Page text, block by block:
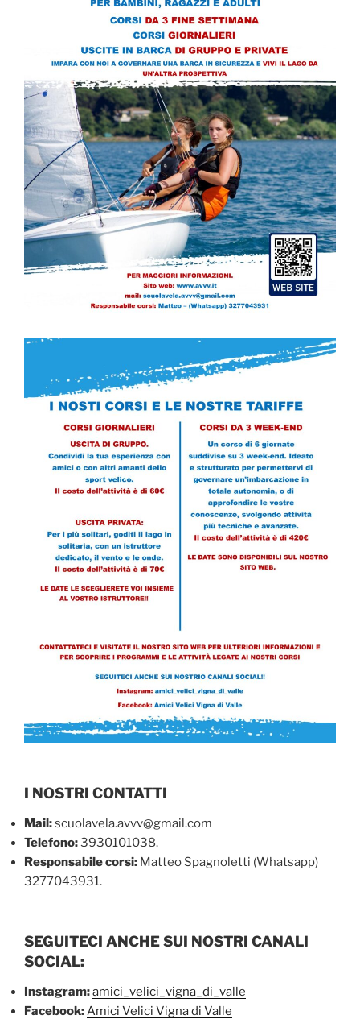
I NOSTRI CONTATTI
Mail:scuolavela.avvv@gmail.com
Telefono:3930101038.
Responsabile corsi: Matteo Spagnoletti (Whatsapp)
3277043931.
SEGUITECI ANCHE SUI NOSTRI CANALI
SOCIAL:
Instagram:amici_velici_vigna_di_valle
Facebook:Amici Velici Vigna di Valle